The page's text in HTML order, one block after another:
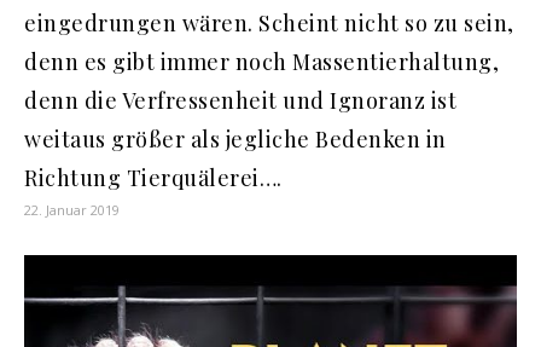
eingedrungen wären. Scheint nicht so zu sein,
denn es gibt immer noch Massentierhaltung,
denn die Verfressenheit und Ignoranz ist
weitaus größer als jegliche Bedenken in
Richtung Tierquälerei….
22. Januar 2019